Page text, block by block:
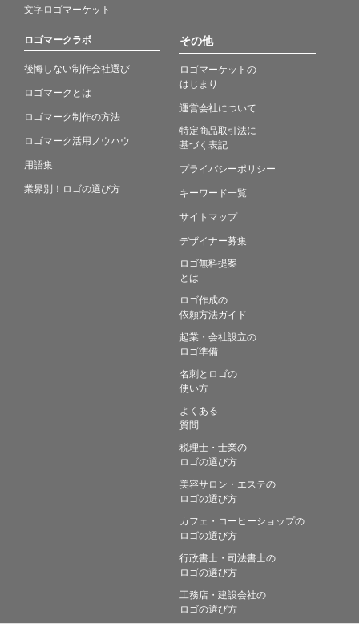
文字ロゴマーケット
ロゴマークラボ
後悔しない制作会社選び
ロゴマークとは
ロゴマーク制作の方法
ロゴマーク活用ノウハウ
用語集
業界別！ロゴの選び方
その他
ロゴマーケットの
はじまり
運営会社について
特定商品取引法に
基づく表記
プライバシーポリシー
キーワード一覧
サイトマップ
デザイナー募集
ロゴ無料提案
とは
ロゴ作成の
依頼方法ガイド
起業・会社設立の
ロゴ準備
名刺とロゴの
使い方
よくある
質問
税理士・士業の
ロゴの選び方
美容サロン・エステの
ロゴの選び方
カフェ・コーヒーショップの
ロゴの選び方
行政書士・司法書士の
ロゴの選び方
工務店・建設会社の
ロゴの選び方